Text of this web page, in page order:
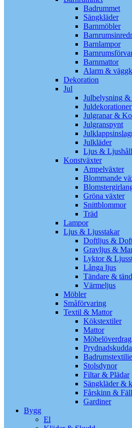
Badrummet
Sängkläder
Barnmöbler
Barnlampor
Barnmattor
Alarm &
Dekoration
Jul
Julbelysning
Juldekorationer
Julgranar &
Julgranspynt
Julkläder
Ljus &
Konstväxter
Ampelväxter
Blommande
Gröna växter
Snittblommor
Träd
Lampor
Ljus & Ljusstakar
Doftljus &
Gravljus &
Lyktor &
Långa ljus
Tändare &
Värmeljus
Möbler
Småförvaring
Textil & Mattor
Kökstextiler
Mattor
Möbelöverdrag
Stolsdynor
Filtar & Plädar
Sängkläder &
Fårskinn &
Gardiner
Bygg
El